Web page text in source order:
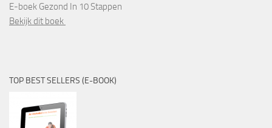
E-boek Gezond In 10 Stappen
Bekijk dit boek
TOP BEST SELLERS (E-BOOK)